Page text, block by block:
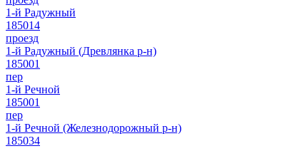
1-й Радужный
185014
проезд
1-й Радужный (Древлянка р-н)
185001
пер
1-й Речной
185001
пер
1-й Речной (Железнодорожный р-н)
185034